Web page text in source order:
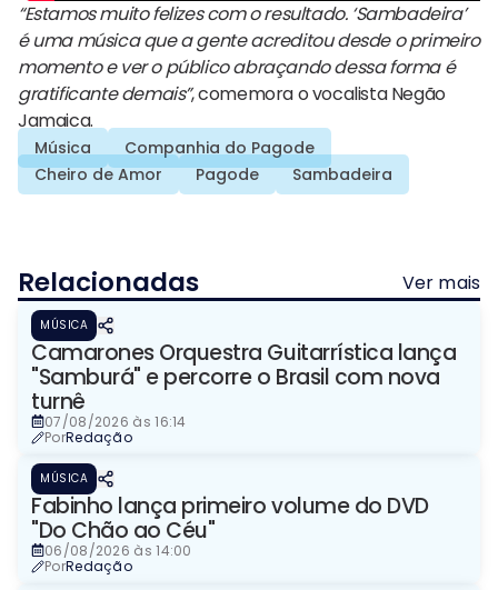
“Estamos muito felizes com o resultado. ‘Sambadeira’
é uma música que a gente acreditou desde o primeiro
momento e ver o público abraçando dessa forma é
gratificante demais”, comemora o vocalista Negão
Jamaica.
Música
Companhia do Pagode
Cheiro de Amor
Pagode Sambadeira
Relacionadas Ver mais
MÚSICA
Camarones Orquestra Guitarrística lança
"Samburá" e percorre o Brasil com nova
turnê
07/08/2026 às 16:14
PorRedação
MÚSICA
Fabinho lança primeiro volume do DVD
"Do Chão ao Céu"
06/08/2026 às 14:00
PorRedação